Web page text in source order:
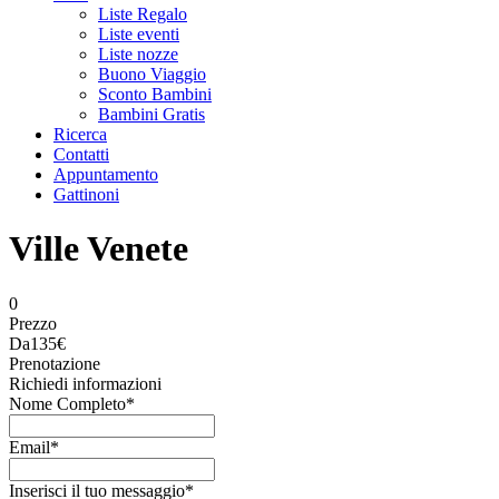
Liste Regalo
Liste eventi
Liste nozze
Buono Viaggio
Sconto Bambini
Bambini Gratis
Ricerca
Contatti
Appuntamento
Gattinoni
Ville Venete
0
Prezzo
Da135€
Prenotazione
Richiedi informazioni
Nome Completo*
Email*
Inserisci il tuo messaggio*